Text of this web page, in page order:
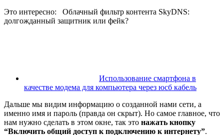
Это интересно:
Облачный фильтр контента SkyDNS:
долгожданный защитник или фейк?
Использование смартфона в
качестве модема для компьютера через юсб кабель
Дальше мы видим информацию о созданной нами сети, а
именно имя и пароль (правда он скрыт). Но самое главное, что
нам нужно сделать в этом окне, так это нажать кнопку
“Включить общий доступ к подключению к интернету”.